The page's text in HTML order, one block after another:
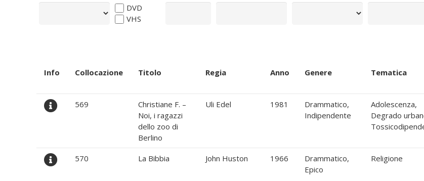
DVD
VHS
Info Collocazione Titolo Regia Anno Genere Tematica
569
Christiane F. –
Noi, i ragazzi
dello zoo di
Berlino
Uli Edel 1981
Drammatico,
Indipendente
Adolescenza,
Degrado
570 La Bibbia John Huston 1966
Drammatico,
Epico
Religione